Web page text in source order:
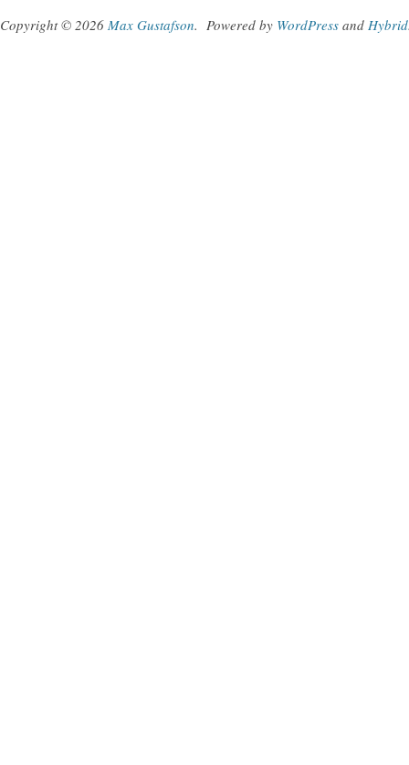
Copyright © 2026 Max Gustafson. Powered by WordPress and Hybrid